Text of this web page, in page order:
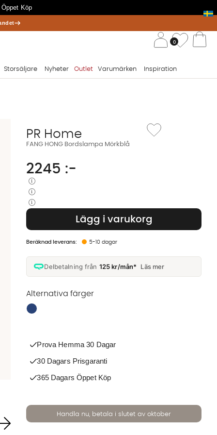
Köp
0
Storsäljare Nyheter Outlet Varumärken Inspiration
FANG HONG Bordslampa Mörkblå
PR Home
Lägg till i önskelista:
2245 :-
Lägg i varukorg
Delbetalning från 125 kr/mån* Läs mer
5-10 dagar
Alternativa färger
Finns även i dessa färger:
Prova Hemma 30 Dagar
30 Dagars Prisgaranti
365 Dagars Öppet Köp
Handla nu, betala i slutet av oktober